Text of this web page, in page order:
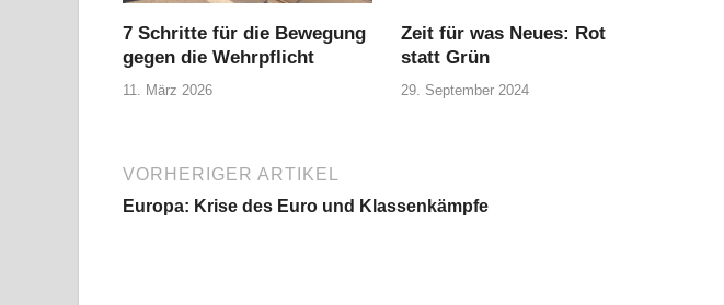
7 Schritte für die Bewegung
gegen die Wehrpflicht
11. März 2026
Zeit für was Neues: Rot
statt Grün
29. September 2024
VORHERIGER ARTIKEL
Europa: Krise des Euro und Klassenkämpfe